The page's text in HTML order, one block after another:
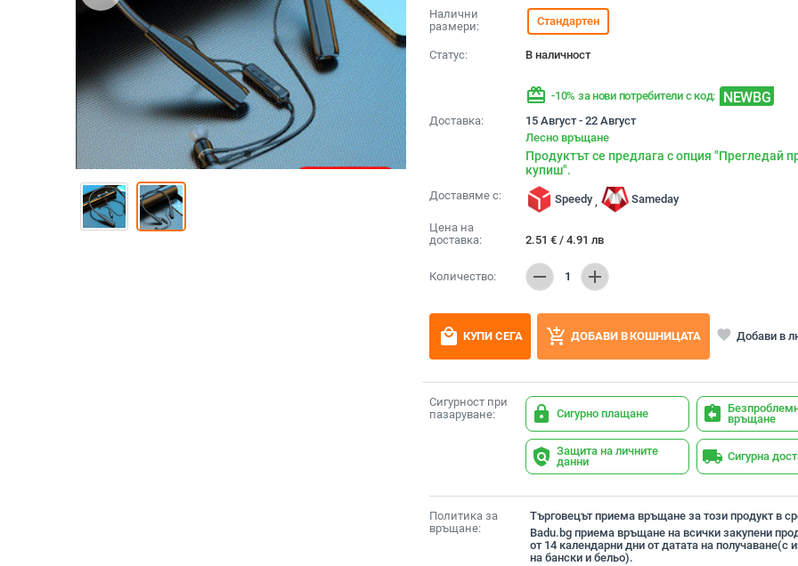
Налични
размери:
Стандартен
Статус: В наличност
redeem -10% за нови потребители с код: NEWBG
Доставка:
15 Август - 22 Август
Лесно връщане
Продуктът се предлага с опция "Прегледай
купиш".
Доставяме с: Speedy , Sameday
Цена на
доставка:
2.51 € / 4.91 лв
Количество: remove 1 add
local_mall КУПИ СЕГА add_shopping_cart ДОБАВИ В КОШНИЦАТА favorite Добави в
Сигурност при
пазаруване:
lock Сигурно плащане assignment_return връщане
policy Защита на личните
данни
local_shipping Сигурна
Политика за
връщане:
Търговецът приема връщане за този продукт в
Badu.bg приема връщане на всички закупени
от 14 календарни дни от датата на получаване(с
на бански и бельо).